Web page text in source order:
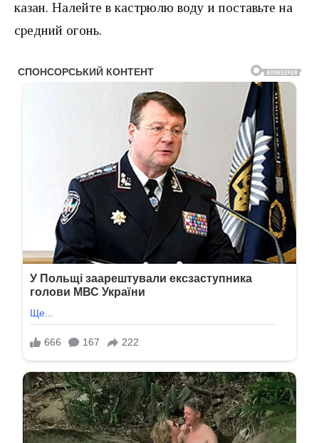
казан. Налейте в кастрюлю воду и поставьте на
средний огонь.